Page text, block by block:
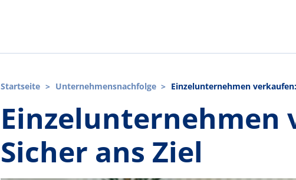
Startseite > Unternehmensnachfolge > Einzelunternehmen
Einzelunternehmen
Sicher ans Ziel